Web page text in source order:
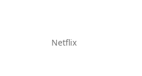
Netflix